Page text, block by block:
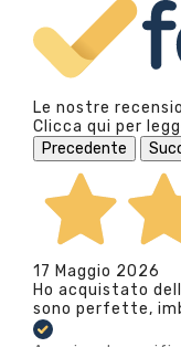
Le nostre
Clicca qui per
Precedente
17 Maggio 2026
Ho acquistato
sono perfette,